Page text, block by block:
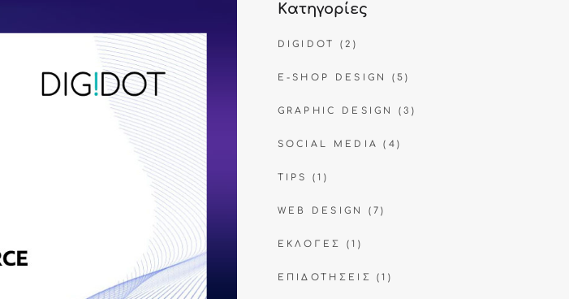
Kατηγορίες
DIGIDOT (2)
E-SHOP DESIGN (5)
GRAPHIC DESIGN (3)
SOCIAL MEDIA (4)
TIPS (1)
WEB DESIGN (7)
ΕΚΛΟΓΈΣ (1)
ΕΠΙΔΟΤΉΣΕΙΣ (1)